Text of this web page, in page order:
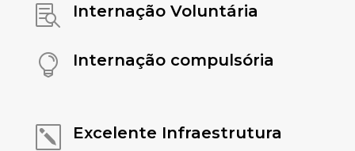
 Internação Voluntária
 Internação compulsória
k Excelente Infraestrutura